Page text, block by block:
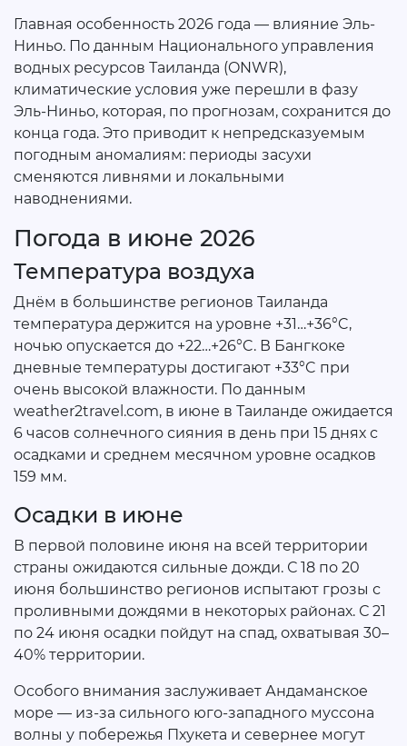
Главная особенность 2026 года — влияние Эль-
Ниньо. По данным Национального управления
водных ресурсов Таиланда (ONWR),
климатические условия уже перешли в фазу
Эль-Ниньо, которая, по прогнозам, сохранится до
конца года. Это приводит к непредсказуемым
погодным аномалиям: периоды засухи
сменяются ливнями и локальными
наводнениями.
Погода в июне 2026
Температура воздуха
Днём в большинстве регионов Таиланда
температура держится на уровне +31…+36°C,
ночью опускается до +22…+26°C. В Бангкоке
дневные температуры достигают +33°C при
очень высокой влажности. По данным
weather2travel.com, в июне в Таиланде ожидается
6 часов солнечного сияния в день при 15 днях с
осадками и среднем месячном уровне осадков
159 мм.
Осадки в июне
В первой половине июня на всей территории
страны ожидаются сильные дожди. С 18 по 20
июня большинство регионов испытают грозы с
проливными дождями в некоторых районах. С 21
по 24 июня осадки пойдут на спад, охватывая 30–
40% территории.
Особого внимания заслуживает Андаманское
море — из-за сильного юго-западного муссона
волны у побережья Пхукета и севернее могут